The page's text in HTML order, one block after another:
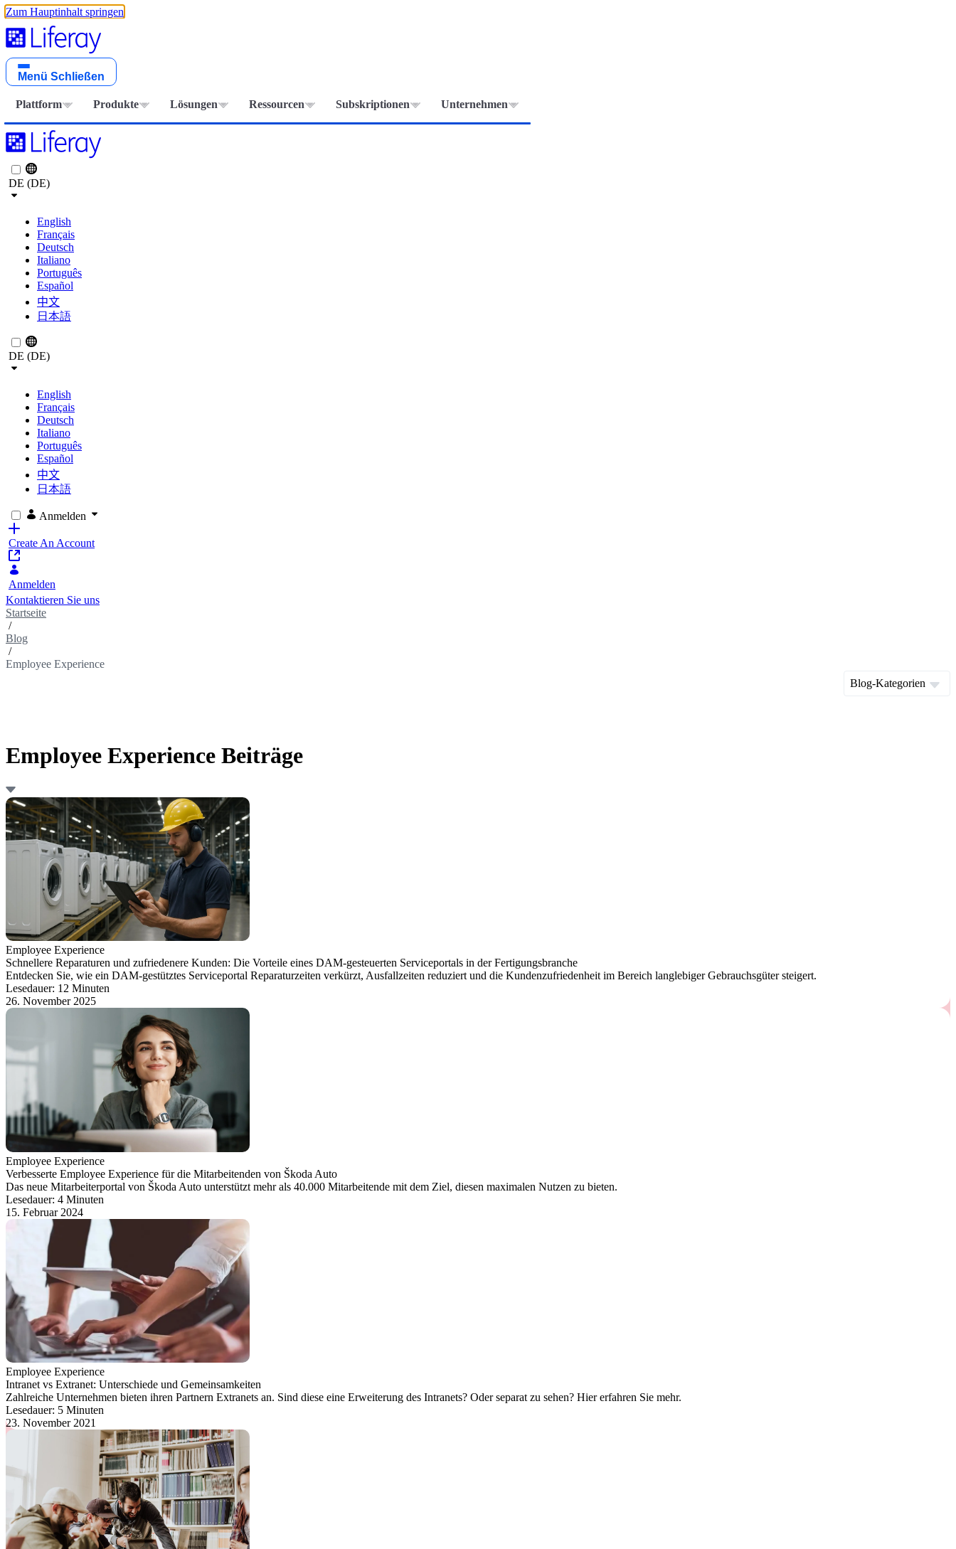
Zum Hauptinhalt springen
Menü Schließen
Plattform Produkte Lösungen Ressourcen Subskriptionen Unternehmen
DE (DE)
English
Français
Deutsch
Italiano
Português
Español
中文
日本語
DE (DE)
English
Français
Deutsch
Italiano
Português
Español
中文
日本語
Anmelden
Create An Account
Anmelden
Kontaktieren Sie uns
Startseite
/
Blog
/
Employee Experience
Blog-Kategorien
Employee Experience Beiträge
Employee Experience
Schnellere Reparaturen und zufriedenere Kunden: Die Vorteile eines DAM-gesteuerten Serviceportals in der Fertigungsbranche
Entdecken Sie, wie ein DAM-gestütztes Serviceportal Reparaturzeiten verkürzt, Ausfallzeiten reduziert und die Kundenzufriedenheit im Bereich langlebiger Gebrauchsgüter steigert.
Lesedauer: 12 Minuten
26. November 2025
Employee Experience
Verbesserte Employee Experience für die Mitarbeitenden von Škoda Auto
Das neue Mitarbeiterportal von Škoda Auto unterstützt mehr als 40.000 Mitarbeitende mit dem Ziel, diesen maximalen Nutzen zu bieten.
Lesedauer: 4 Minuten
15. Februar 2024
Employee Experience
Intranet vs Extranet: Unterschiede und Gemeinsamkeiten
Zahlreiche Unternehmen bieten ihren Partnern Extranets an. Sind diese eine Erweiterung des Intranets? Oder separat zu sehen? Hier erfahren Sie mehr.
Lesedauer: 5 Minuten
23. November 2021